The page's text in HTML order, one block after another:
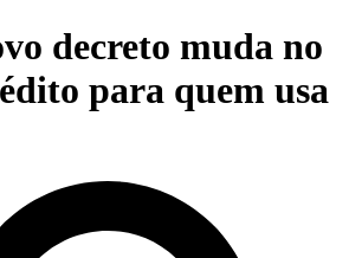
decreto muda no
para quem usa